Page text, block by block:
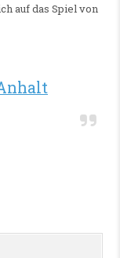
auf das Spiel von